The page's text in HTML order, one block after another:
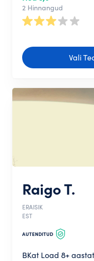
Vali
2 Hinnangud
Raigo T.
ERAISIK
EST
AUTENDITUD
BKat Load 8+